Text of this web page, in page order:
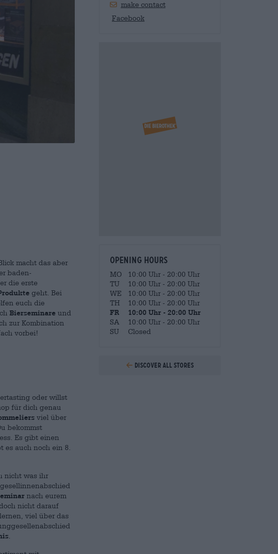
macht das aber
baden-
die erste
geht. Bei
euch die
Bierseminare und
zur Kombination
vorbei!
oder willst
für dich genau
viel über
bekommst
Es gibt einen
es auch noch ein 8.
nicht was ihr
nach eurem
nicht darauf
viel über das
make contact
Facebook
Opening hours
MO
10:00 Uhr - 20:00 Uhr
TU
10:00 Uhr - 20:00 Uhr
WE
10:00 Uhr - 20:00 Uhr
TH
10:00 Uhr - 20:00 Uhr
FR
10:00 Uhr - 20:00 Uhr
SA
10:00 Uhr - 20:00 Uhr
SU
Closed
Discover all stores